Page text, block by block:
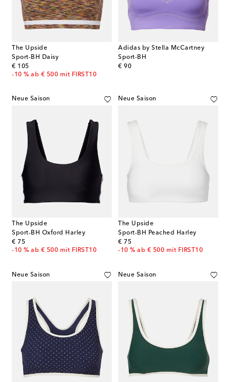
The Upside
Sport-BH Daisy
€ 105
original price
-10 % ab € 500 mit FIRST10
Adidas by Stella McCartney
Sport-BH
€ 90
original price
Neue Saison
The Upside
Sport-BH Oxford Harley
€ 75
original price
-10 % ab € 500 mit FIRST10
Neue Saison
The Upside
Sport-BH Peached Harley
€ 75
original price
-10 % ab € 500 mit FIRST10
Neue Saison Neue Saison